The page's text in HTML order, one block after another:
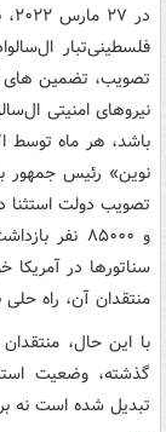
فلسطینی‌تبار
تصویب، تضمین های
نیروهای امنیتی
باشد، هر ماه توسط
نوین» رئیس جمهور
و ۸۵۰۰۰
سناتورها در آمریکا
منتقدان آن، راه حلی
با این حال،
گذشته، وضعیت
تبدیل شده است نه